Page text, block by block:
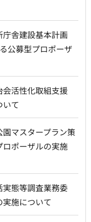
庁舎建設基本計画
公募型プロポーザ
会活性化取組支援
て
園マスタープラン策
ポーザルの実施
実態等調査業務委
施について